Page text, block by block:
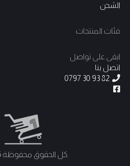
الشحن
فئات المنتجات
ابقى على تواصل
اتصل بنا
0797 30 93 82
كل الحقوق محفوظة 2026 ©